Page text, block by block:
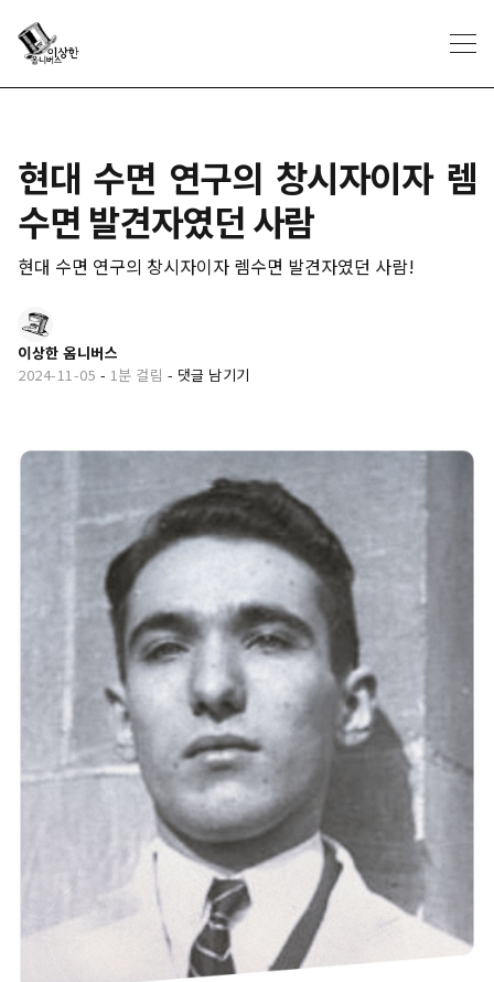
현대 수면 연구의 창시자이자 렘
수면 발견자였던 사람
현대 수면 연구의 창시자이자 렘수면 발견자였던 사람!
이상한 옴니버스
2024-11-05 - 1분 걸림 - 댓글 남기기